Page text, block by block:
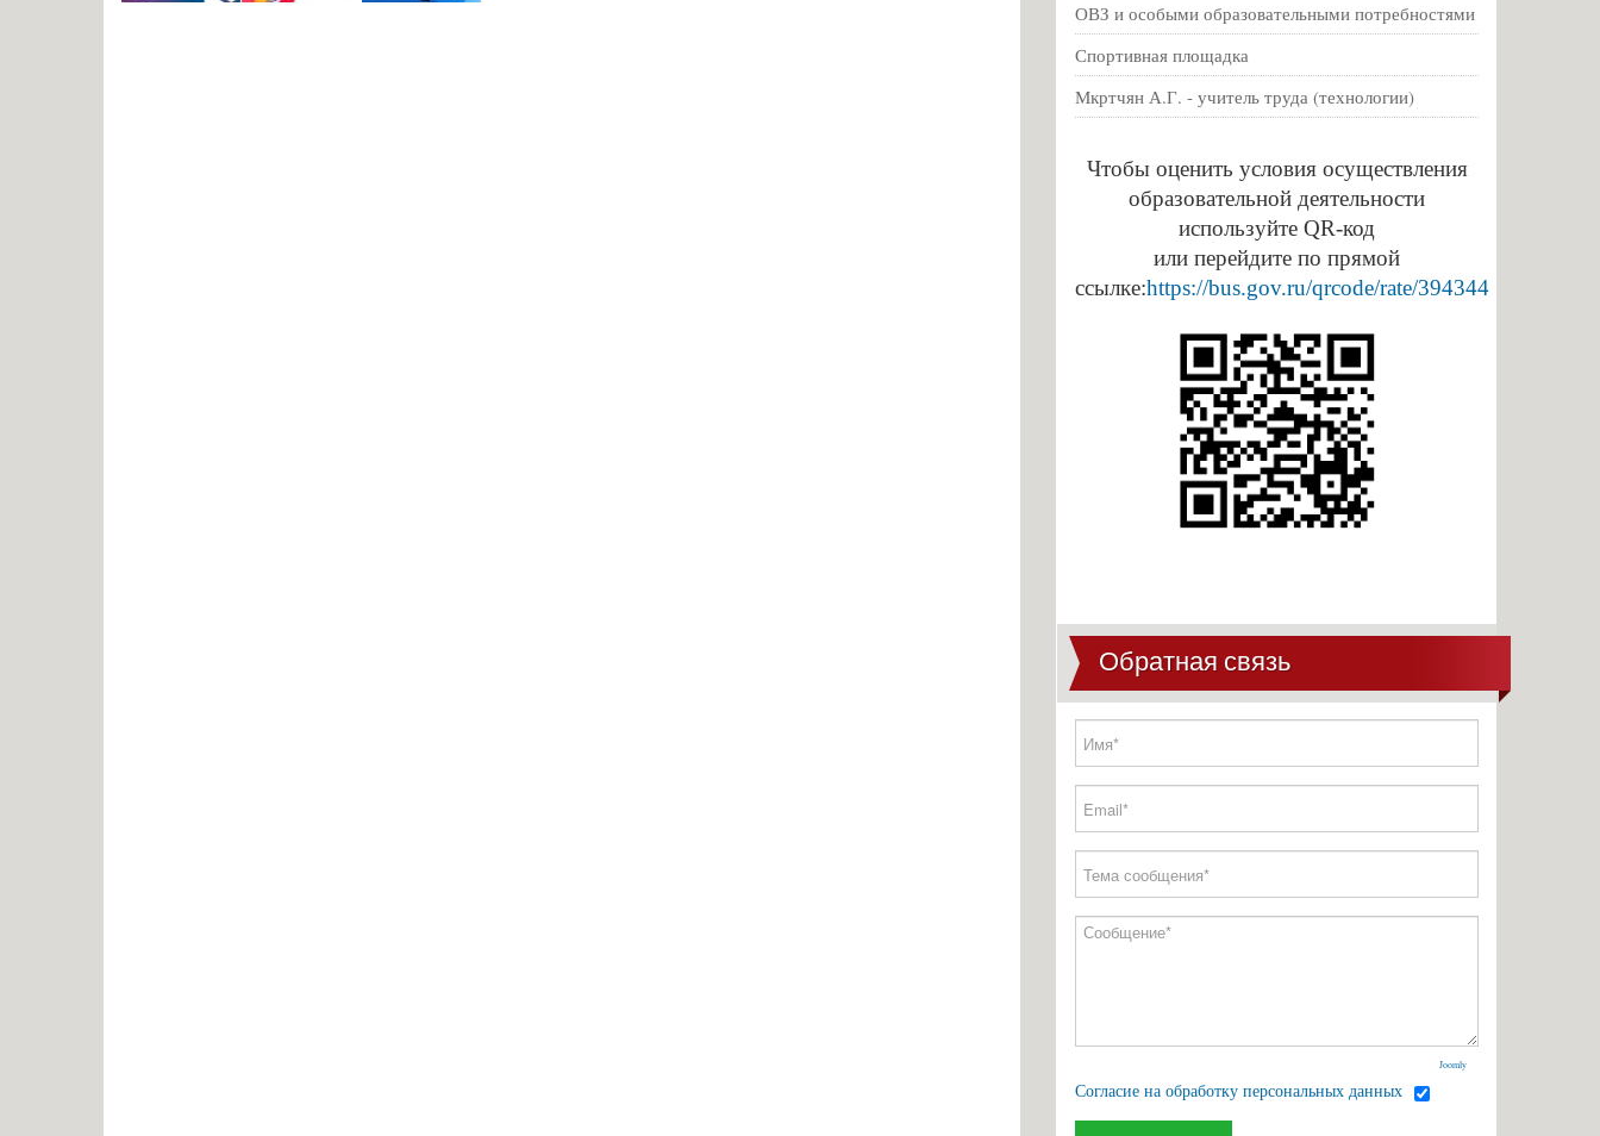
ОВЗ и особыми образовательными потребностями
Спортивная площадка
Мкртчян А.Г. - учитель труда (технологии)
Чтобы оценить условия осуществления
образовательной деятельности
используйте QR-код
или перейдите по прямой
ссылке:https://bus.gov.ru/qrcode/rate/394344
Обратная связь
Joomly
Согласие на обработку персональных данных